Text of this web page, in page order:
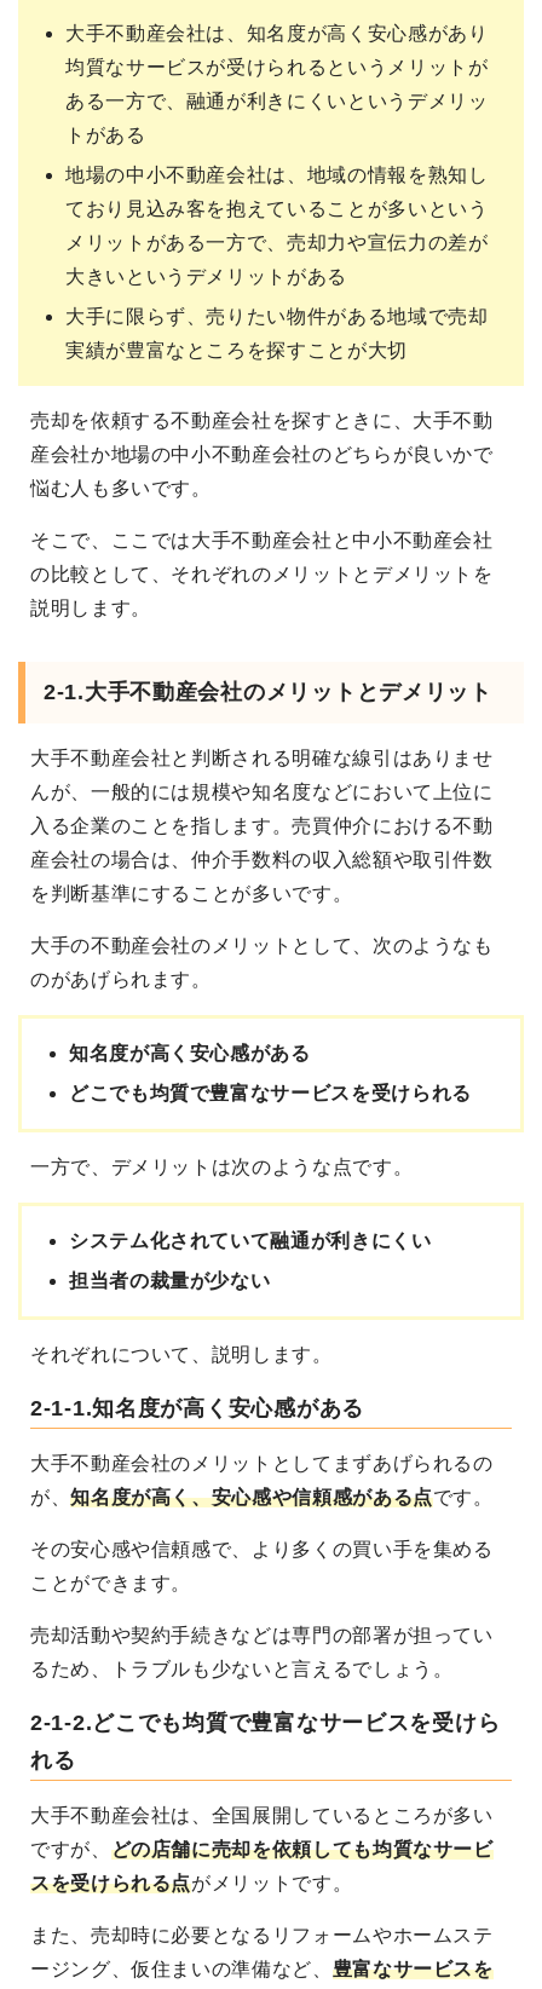
大手不動産会社は、知名度が高く安心感があり
均質なサービスが受けられるというメリットが
ある一方で、融通が利きにくいというデメリッ
トがある
地場の中小不動産会社は、地域の情報を熟知し
ており見込み客を抱えていることが多いという
メリットがある一方で、売却力や宣伝力の差が
大きいというデメリットがある
大手に限らず、売りたい物件がある地域で売却
実績が豊富なところを探すことが大切
売却を依頼する不動産会社を探すときに、大手不動
産会社か地場の中小不動産会社のどちらが良いかで
悩む人も多いです。
そこで、ここでは大手不動産会社と中小不動産会社
の比較として、それぞれのメリットとデメリットを
説明します。
2-1.大手不動産会社のメリットとデメリット
大手不動産会社と判断される明確な線引はありませ
んが、一般的には規模や知名度などにおいて上位に
入る企業のことを指します。売買仲介における不動
産会社の場合は、仲介手数料の収入総額や取引件数
を判断基準にすることが多いです。
大手の不動産会社のメリットとして、次のようなも
のがあげられます。
知名度が高く安心感がある
どこでも均質で豊富なサービスを受けられる
一方で、デメリットは次のような点です。
システム化されていて融通が利きにくい
担当者の裁量が少ない
それぞれについて、説明します。
2-1-1.知名度が高く安心感がある
大手不動産会社のメリットとしてまずあげられるの
が、知名度が高く、安心感や信頼感がある点です。
その安心感や信頼感で、より多くの買い手を集める
ことができます。
売却活動や契約手続きなどは専門の部署が担ってい
るため、トラブルも少ないと言えるでしょう。
2-1-2.どこでも均質で豊富なサービスを受けら
れる
大手不動産会社は、全国展開しているところが多い
ですが、 どの店舗に売却を依頼しても均質なサービ
スを受けられる点がメリットです。
また、売却時に必要となるリフォームやホームステ
ージング、仮住まいの準備など、 豊富なサービスを